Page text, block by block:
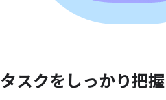
タスクを しっかり把握